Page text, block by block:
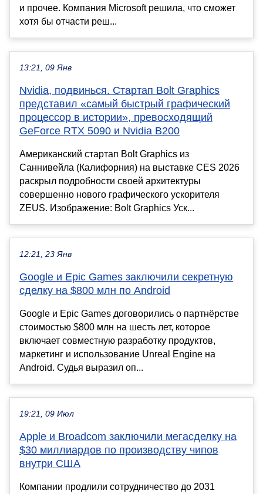
и прочее. Компания Microsoft решила, что сможет
хотя бы отчасти реш...
13:21, 09 Янв
Nvidia, подвинься. Стартап Bolt Graphics
представил «самый быстрый графический
процессор в истории», превосходящий
GeForce RTX 5090 и Nvidia B200
Американский стартап Bolt Graphics из
Саннивейла (Калифорния) на выставке CES 2026
раскрыл подробности своей архитектуры
совершенно нового графического ускорителя
ZEUS. Изображение: Bolt Graphics Уск...
12:21, 23 Янв
Google и Epic Games заключили секретную
сделку на $800 млн по Android
Google и Epic Games договорились о партнёрстве
стоимостью $800 млн на шесть лет, которое
включает совместную разработку продуктов,
маркетинг и использование Unreal Engine на
Android. Судья выразил оп...
19:21, 09 Июл
Apple и Broadcom заключили мегасделку на
$30 миллиардов по производству чипов
внутри США
Компании продлили сотрудничество до 2031